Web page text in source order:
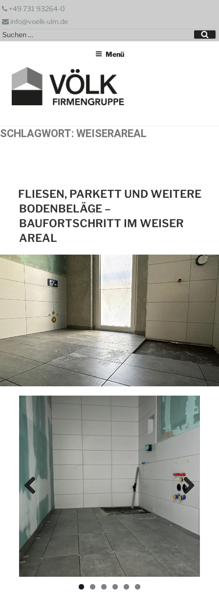
Zum
springen
+49 731 93264-0
info@voelk-ulm.de
Suchen
nach:
Menü
SCHLAGWORT: WEISERAREAL
FLIESEN, PARKETT UND WEITERE
BODENBELÄGE –
BAUFORTSCHRITT IM WEISER
AREAL
Previ
ous
Next